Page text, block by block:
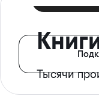
Тысячи
с доступом